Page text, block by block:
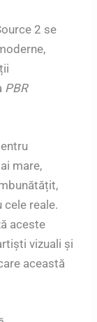
2 se
PBR
mare,
reale.
aceste
vizuali și
această